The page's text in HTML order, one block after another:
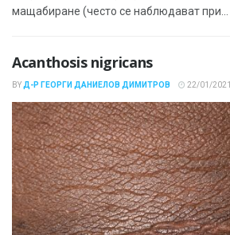
мащабиране (често се наблюдават при...
Acanthosis nigricans
BY Д-Р ГЕОРГИ ДАНИЕЛОВ ДИМИТРОВ 22/01/2021